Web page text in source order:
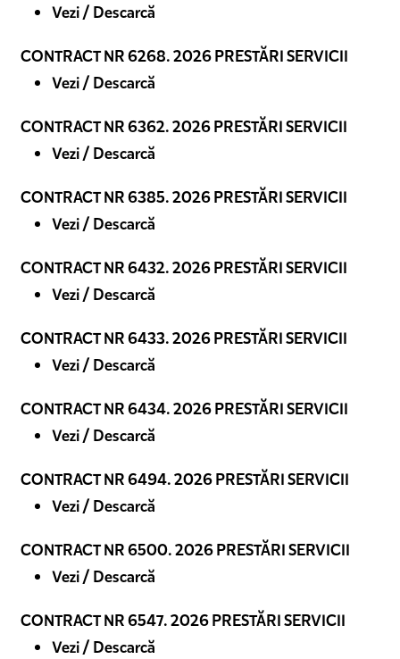
Vezi / Descarcă
CONTRACT NR 6268. 2026 PRESTĂRI SERVICII
Vezi / Descarcă
CONTRACT NR 6362. 2026 PRESTĂRI SERVICII
Vezi / Descarcă
CONTRACT NR 6385. 2026 PRESTĂRI SERVICII
Vezi / Descarcă
CONTRACT NR 6432. 2026 PRESTĂRI SERVICII
Vezi / Descarcă
CONTRACT NR 6433. 2026 PRESTĂRI SERVICII
Vezi / Descarcă
CONTRACT NR 6434. 2026 PRESTĂRI SERVICII
Vezi / Descarcă
CONTRACT NR 6494. 2026 PRESTĂRI SERVICII
Vezi / Descarcă
CONTRACT NR 6500. 2026 PRESTĂRI SERVICII
Vezi / Descarcă
CONTRACT NR 6547. 2026 PRESTĂRI SERVICII
Vezi / Descarcă